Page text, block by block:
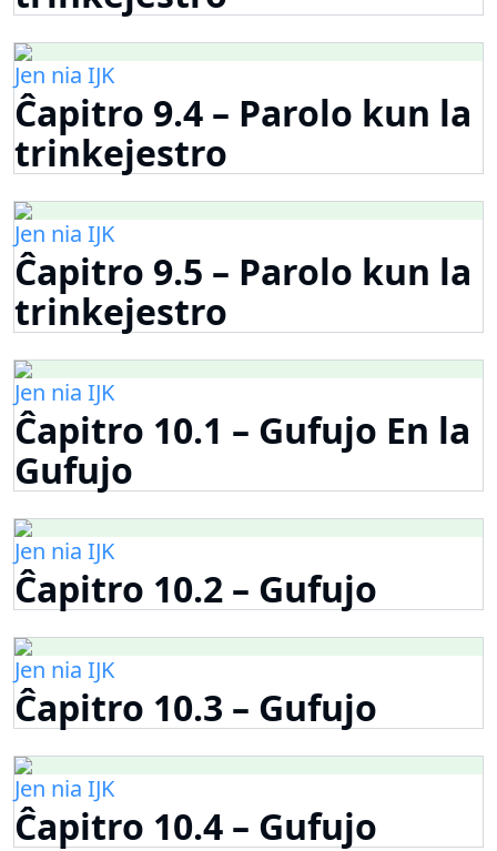
Jen nia IJK
Ĉapitro 9.4 – Parolo kun la
trinkejestro
Jen nia IJK
Ĉapitro 9.5 – Parolo kun la
trinkejestro
Jen nia IJK
Ĉapitro 10.1 – Gufujo En la
Gufujo
Jen nia IJK
Ĉapitro 10.2 – Gufujo
Jen nia IJK
Ĉapitro 10.3 – Gufujo
Jen nia IJK
Ĉapitro 10.4 – Gufujo